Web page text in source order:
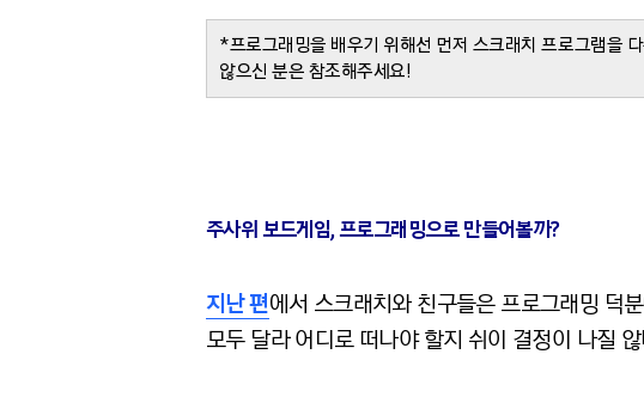
*프로그래밍을 배우기 위해선 먼저 스크래치 프로그램을
않으신 분은 참조해주세요!
주사위 보드게임, 프로그래밍으로 만들어볼까?
지난 편에서 스크래치와 친구들은 프로그래밍 덕
모두 달라 어디로 떠나야 할지 쉬이 결정이 나질